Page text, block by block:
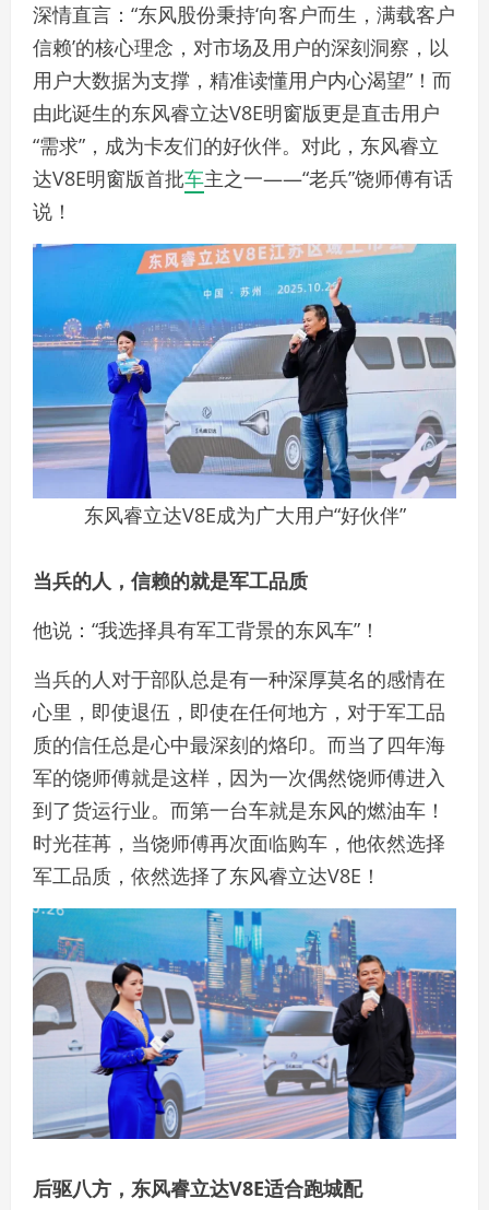
深情直言：“东风股份秉持‘向客户而生，满载客户
信赖’的核心理念，对市场及用户的深刻洞察，以
用户大数据为支撑，精准读懂用户内心渴望”！而
由此诞生的东风睿立达V8E明窗版更是直击用户
“需求”，成为卡友们的好伙伴。对此，东风睿立
达V8E明窗版首批车主之一——“老兵”饶师傅有话
说！
东风睿立达V8E成为广大用户“好伙伴”
当兵的人，信赖的就是军工品质
他说：“我选择具有军工背景的东风车”！
当兵的人对于部队总是有一种深厚莫名的感情在
心里，即使退伍，即使在任何地方，对于军工品
质的信任总是心中最深刻的烙印。而当了四年海
军的饶师傅就是这样，因为一次偶然饶师傅进入
到了货运行业。而第一台车就是东风的燃油车！
时光荏苒，当饶师傅再次面临购车，他依然选择
军工品质，依然选择了东风睿立达V8E！
后驱八方，东风睿立达V8E适合跑城配